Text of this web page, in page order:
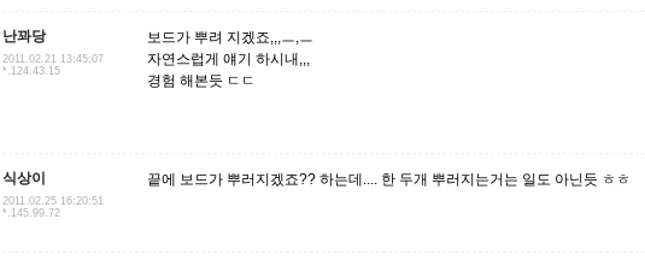
난꽈당
2011.02.21 13:45:07
*.124.43.15
보드가 뿌려 지겠죠,,,ㅡ,ㅡ
자연스럽게 얘기 하시내,,,
경험 해본듯 ㄷㄷ
식상이
2011.02.25 16:20:51
*.145.99.72
끝에 보드가 뿌러지겠죠?? 하는데.... 한 두개 뿌러지는거는 일도 아닌듯 ㅎㅎ